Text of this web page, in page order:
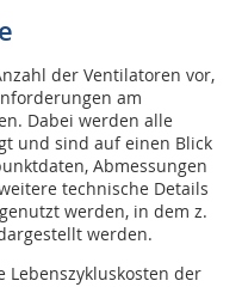
der Ventilatoren vor,
am
Dabei werden alle
und sind auf einen Blick
Abmessungen
technische Details
werden, in dem z.
werden.
Lebenszykluskosten der